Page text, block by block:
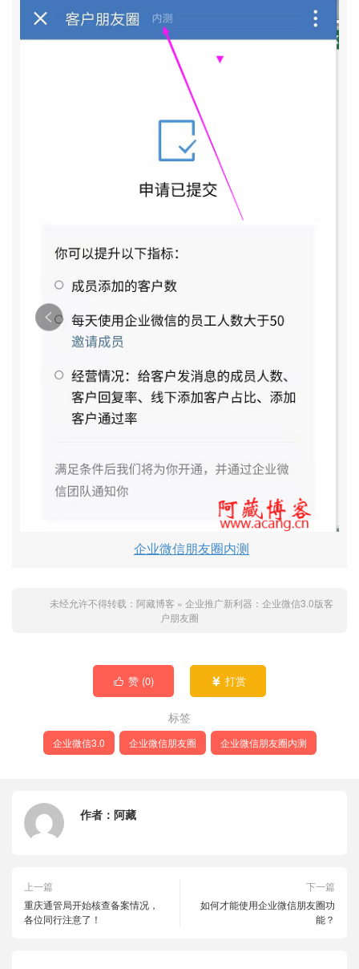
企业微信朋友圈内测
未经允许不得转载： 阿藏博客 » 企业推广新利器：企业微信3.0版客
户朋友圈
 赞 (0)  打赏
标签
企业微信3.0 企业微信朋友圈 企业微信朋友圈内测
作者： 阿藏
上一篇
重庆通管局开始核查备案情况，
各位同行注意了！
下一篇
如何才能使用企业微信朋友圈功
能？